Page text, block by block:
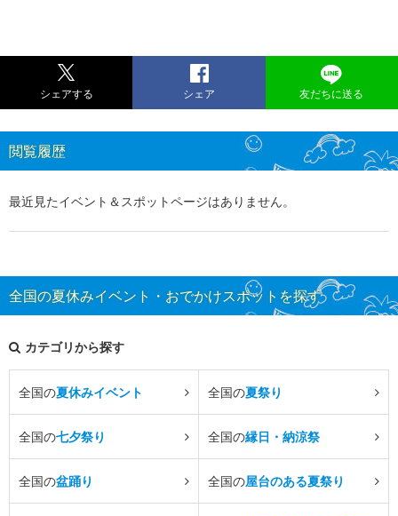
シェアする シェア 友だちに送る
閲覧履歴
最近見たイベント＆スポットページはありません。
全国の夏休みイベント・おでかけスポットを探す
カテゴリから探す
全国の夏休みイベント 全国の夏祭り
全国の七夕祭り 全国の縁日・納涼祭
全国の盆踊り 全国の屋台のある夏祭り